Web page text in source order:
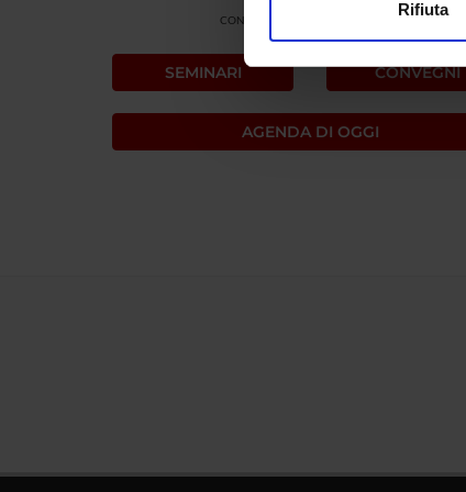
di analisi dei dati web,
che hanno raccolto dal
Rifiuta
CONVEGNO
SEMINARI CONVEGNI
AGENDA DI OGGI